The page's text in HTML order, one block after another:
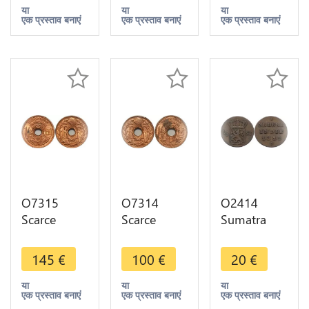
MS65 Red
Luster
या
एक प्रस्ताव बनाएं
A Paris
PCGS MS64
या
एक प्रस्ताव बनाएं
A Paris
PCGS MS63
या
एक प्रस्ताव बनाएं
O7315
Scarce
Indochina
1/2 Cent
1939 PCGS
MS64 Red
145 €
या
एक प्रस्ताव बनाएं
O7314
Scarce
Indochina
1/2 Cent
1938 PCGS
MS63 Red
100 €
या
एक प्रस्ताव बनाएं
O2414
Sumatra
East Indies
1/2 stuiver
Willem I
1822 ->
20 €
या
एक प्रस्ताव बनाएं